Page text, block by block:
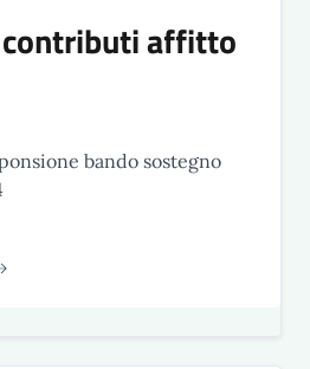
affitto
bando sostegno